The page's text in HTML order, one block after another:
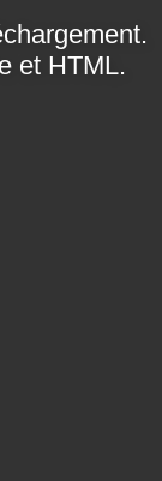
et HTML.